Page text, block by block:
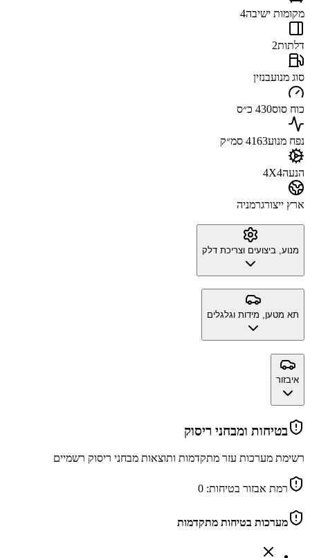
מקומות ישיבה4
דלתות2
סוג מנועבנזין
כוח סוס430 כ״ס
נפח מנוע4163 סמ״ק
הנעה4X4
ארץ ייצורגרמניה
מנוע, ביצועים וצריכת דלק
תא מטען, מידות וגלגלים
איבזור
בטיחות ומבחני ריסוק
רשימת מערכות עזר מתקדמות ותוצאות מבחני ריסוק רשמיים
רמת אבזור בטיחות: 0
מערכות בטיחות מתקדמות